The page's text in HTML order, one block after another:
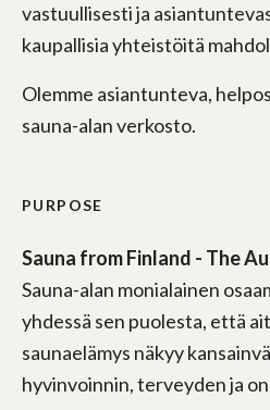
vastuullisesti ja
kaupallisia yhteistöitä
Olemme asiantunteva,
sauna-alan verkosto.
PURPOSE
Sauna from Finland - The
Sauna-alan monialainen
yhdessä sen puolesta, että
saunaelämys näkyy
hyvinvoinnin, terveyden ja